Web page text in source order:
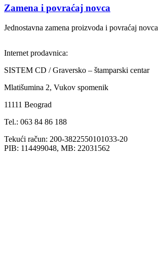
Zamena i povraćaj novca
Jednostavna zamena proizvoda i povraćaj novca
Internet prodavnica:
SISTEM CD / Graversko – štamparski centar
Mlatišumina 2, Vukov spomenik
11111 Beograd
Tel.: 063 84 86 188
Tekući račun: 200-3822550101033-20
PIB: 114499048, MB: 22031562